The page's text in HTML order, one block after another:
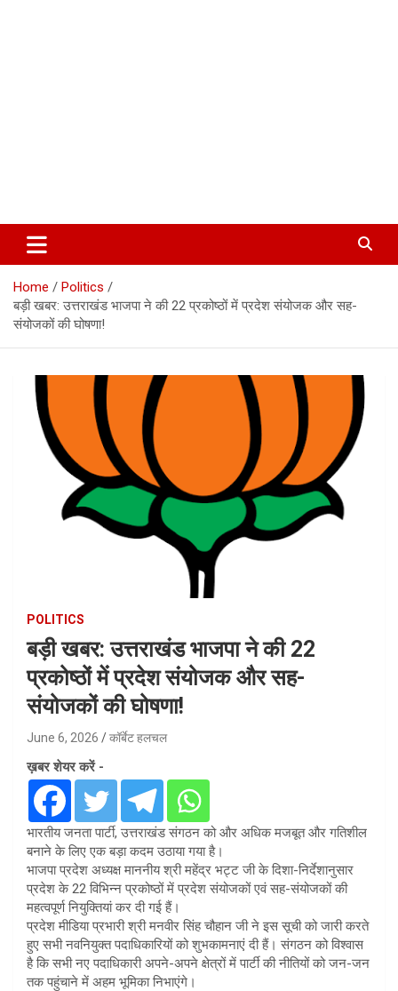
Corbett Halchal (कॉर्बेट हलचल)
Home
Politics
बड़ी खबर: उत्तराखंड भाजपा ने की 22 प्रकोष्ठों में प्रदेश संयोजक और सह-
संयोजकों की घोषणा!
POLITICS
बड़ी खबर: उत्तराखंड भाजपा ने की 22
प्रकोष्ठों में प्रदेश संयोजक और सह-
संयोजकों की घोषणा!
June 6, 2026 कॉर्बेट हलचल
ख़बर शेयर करें -
भारतीय जनता पार्टी, उत्तराखंड संगठन को और अधिक मजबूत और गतिशील
बनाने के लिए एक बड़ा कदम उठाया गया है।
​भाजपा प्रदेश अध्यक्ष माननीय श्री महेंद्र भट्ट जी के दिशा-निर्देशानुसार
प्रदेश के 22 विभिन्न प्रकोष्ठों में प्रदेश संयोजकों एवं सह-संयोजकों की
महत्वपूर्ण नियुक्तियां कर दी गई हैं।
​प्रदेश मीडिया प्रभारी श्री मनवीर सिंह चौहान जी ने इस सूची को जारी करते
हुए सभी नवनियुक्त पदाधिकारियों को शुभकामनाएं दी हैं। संगठन को विश्वास
है कि सभी नए पदाधिकारी अपने-अपने क्षेत्रों में पार्टी की नीतियों को जन-जन
तक पहुंचाने में अहम भूमिका निभाएंगे।